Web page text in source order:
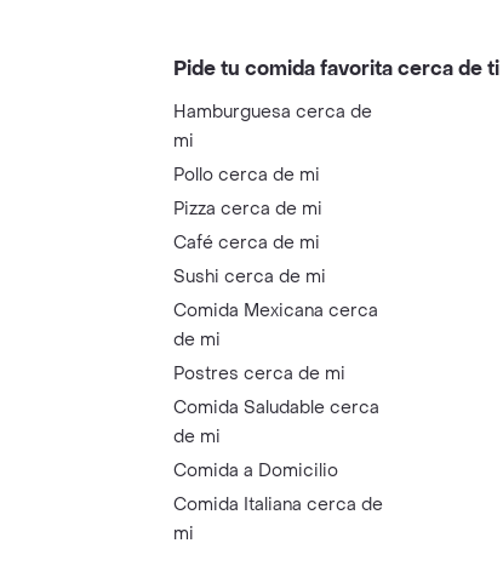
Pide tu comida favorita cerca de ti
Hamburguesa cerca de
mi
Pollo cerca de mi
Pizza cerca de mi
Café cerca de mi
Sushi cerca de mi
Comida Mexicana cerca
de mi
Postres cerca de mi
Comida Saludable cerca
de mi
Comida a Domicilio
Comida Italiana cerca de
mi